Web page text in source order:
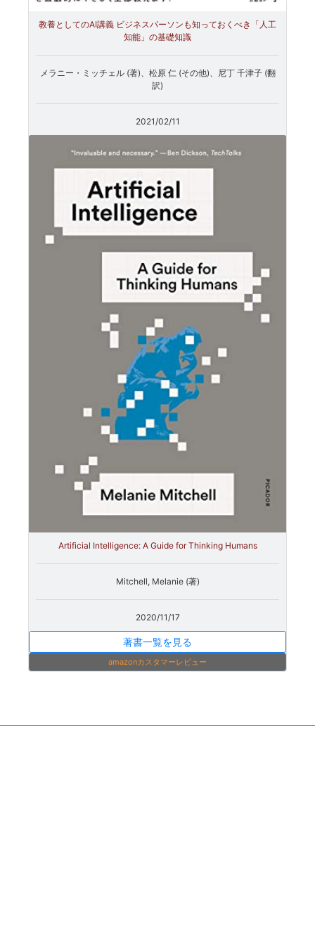
教養としてのAI講義 ビジネスパーソンも知っておくべき「人工
知能」の基礎知識
メラニー・ミッチェル (著)、松原 仁 (その他)、尼丁 千津子 (翻
訳)
2021/02/11
Artificial Intelligence: A Guide for Thinking Humans
Mitchell, Melanie (著)
2020/11/17
著書一覧を見る
amazonカスタマーレビュー